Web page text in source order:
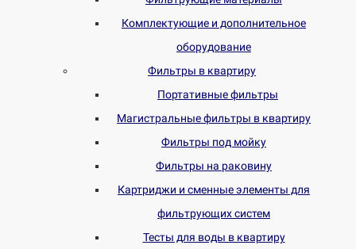
Комплектующие и дополнительное
оборудование
Фильтры в квартиру
Портативные фильтры
Магистральные фильтры в квартиру
Фильтры под мойку
Фильтры на раковину
Картриджи и сменные элементы для
фильтрующих систем
Тесты для воды в квартиру